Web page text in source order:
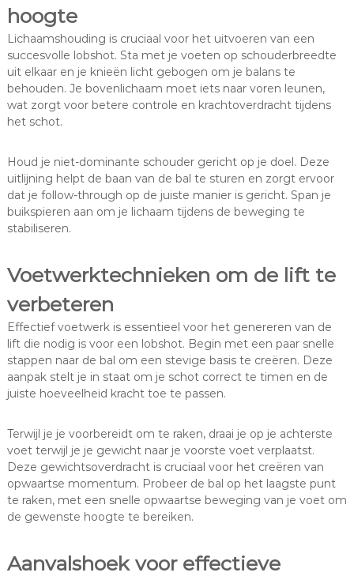
hoogte
Lichaamshouding is cruciaal voor het uitvoeren van een
succesvolle lobshot. Sta met je voeten op schouderbreedte
uit elkaar en je knieën licht gebogen om je balans te
behouden. Je bovenlichaam moet iets naar voren leunen,
wat zorgt voor betere controle en krachtoverdracht tijdens
het schot.
Houd je niet-dominante schouder gericht op je doel. Deze
uitlijning helpt de baan van de bal te sturen en zorgt ervoor
dat je follow-through op de juiste manier is gericht. Span je
buikspieren aan om je lichaam tijdens de beweging te
stabiliseren.
Voetwerktechnieken om de lift te
verbeteren
Effectief voetwerk is essentieel voor het genereren van de
lift die nodig is voor een lobshot. Begin met een paar snelle
stappen naar de bal om een stevige basis te creëren. Deze
aanpak stelt je in staat om je schot correct te timen en de
juiste hoeveelheid kracht toe te passen.
Terwijl je je voorbereidt om te raken, draai je op je achterste
voet terwijl je je gewicht naar je voorste voet verplaatst.
Deze gewichtsoverdracht is cruciaal voor het creëren van
opwaartse momentum. Probeer de bal op het laagste punt
te raken, met een snelle opwaartse beweging van je voet om
de gewenste hoogte te bereiken.
Aanvalshoek voor effectieve